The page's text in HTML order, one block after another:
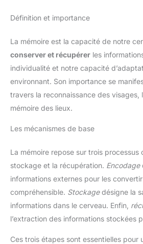
Définition et importance
La mémoire est la capacité de notre
conserver et récupérer les
individualité et notre capacité
environnant. Son importance se
travers la reconnaissance des visages,
mémoire des lieux.
Les mécanismes de base
La mémoire repose sur trois processus
stockage et la récupération. Encodage
informations externes pour les
compréhensible. Stockagedésigne la
informations dans le cerveau. Enfin,
l’extraction des informations stockées
Ces trois étapes sont essentielles pour